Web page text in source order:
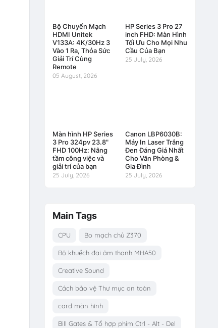
Bộ Chuyển Mạch
HDMI Unitek
V133A: 4K/30Hz 3
Vào 1 Ra, Thỏa Sức
Giải Trí Cùng
Remote
05 August, 2026
HP Series 3 Pro 27
inch FHD: Màn Hình
Tối Ưu Cho Mọi Nhu
Cầu Của Bạn
25 July, 2026
Màn hình HP Series
3 Pro 324pv 23.8"
FHD 100Hz: Nâng
tầm công việc và
giải trí của bạn
25 July, 2026
Canon LBP6030B:
Máy In Laser Trắng
Đen Đáng Giá Nhất
Cho Văn Phòng &
Gia Đình
25 July, 2026
Main Tags
CPU Bo mạch chủ Z370
Bộ khuếch đại âm thanh MHA50
Creative Sound
Cách bảo vệ Thư mục an toàn
card màn hình
Bill Gates & Tổ hợp phím Ctrl - Alt - Del